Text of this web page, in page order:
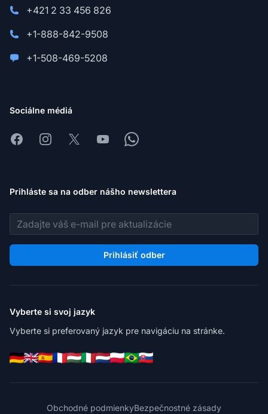
+421 2 33 456 826
+1-888-842-9508
+1-508-469-5208
Sociálne médiá
FacebookInstagram
X YoutubeWhatsapp
Prihláste sa na odber nášho newslettera
E-mailová adresa
Prihlásiť odber
Vyberte si svoj jazyk
Vyberte si preferovaný jazyk pre navigáciu na stránke.
Obchodné podmienkyBezpečnostné zásady